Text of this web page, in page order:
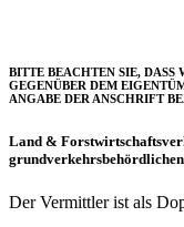
BITTE BEACHTEN SIE,
GEGENÜBER DEM
ANGABE DER ANSCHRIFT
Land &
Der Vermittler ist als